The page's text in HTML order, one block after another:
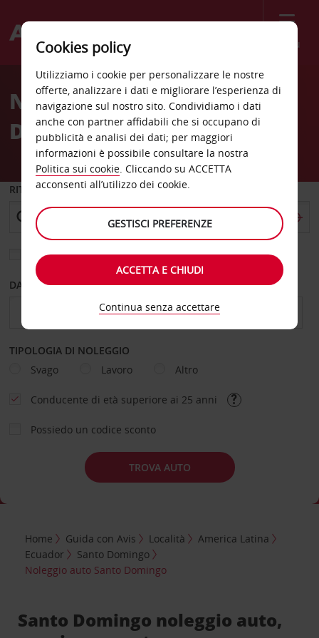
Menù
Welcome
AvisNoleggio auto Santo
Domingo
RITIRO DA
Scegli una località di riconsegna diversa
DAL GIORNO AL GIORNO
TIPOLOGIA DI NOLEGGIO
Svago
Lavoro Altro
Conducente di età superiore ai 25 anni
Possiedo un codice sconto
TROVA AUTO
Home Guida con Avis Località
America Latina
Ecuador
Santo Domingo
Noleggio auto Santo Domingo
Santo Domingo noleggio auto,
Cookies policy
Utilizziamo i cookie per personalizzare le nostre
offerte, analizzare i dati e migliorare l’esperienza di
navigazione sul nostro sito. Condividiamo i dati
anche con partner affidabili che si occupano di
pubblicità e analisi dei dati; per maggiori
informazioni è possibile consultare la nostra
Politica sui cookie. Cliccando su ACCETTA
acconsenti all’utilizzo dei cookie.
GESTISCI PREFERENZE
ACCETTA E CHIUDI
Continua senza accettare